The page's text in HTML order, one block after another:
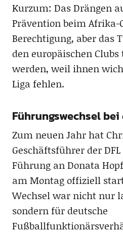
Kurzum: Das Drängen
Prävention beim Afrika-
Berechtigung, aber das
den europäischen
werden, weil ihnen
Liga fehlen.
Führungswechsel bei
Zum neuen Jahr hat
Geschäftsführer der
Führung an Donata
am Montag offiziell
Wechsel war nicht nur
sondern für deutsche